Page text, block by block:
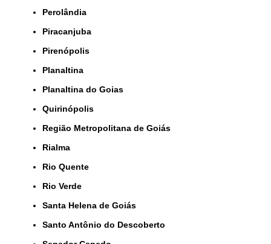
Perolândia
Piracanjuba
Pirenópolis
Planaltina
Planaltina do Goias
Quirinópolis
Região Metropolitana de Goiás
Rialma
Rio Quente
Rio Verde
Santa Helena de Goiás
Santo Antônio do Descoberto